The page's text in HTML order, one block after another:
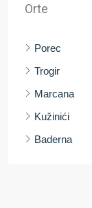
Orte
Porec
Trogir
Marcana
Kužinići
Baderna